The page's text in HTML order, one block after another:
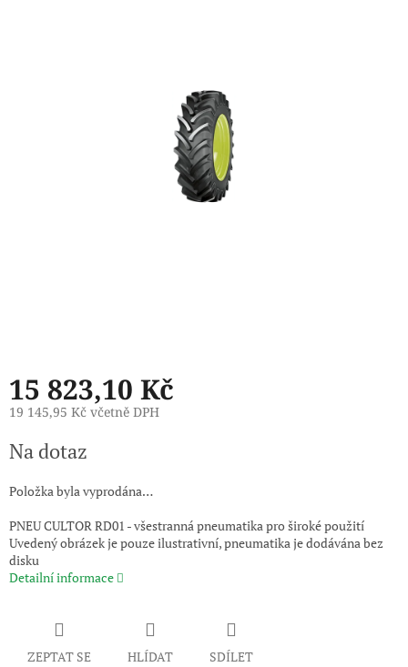
15 823,10 Kč
19 145,95 Kč včetně DPH
cena:
Na dotaz
Položka byla vyprodána…
PNEU CULTOR RD01 - všestranná pneumatika pro široké použití
Uvedený obrázek je pouze ilustrativní, pneumatika je dodávána bez
disku
Detailní informace
ZEPTAT SE HLÍDAT SDÍLET